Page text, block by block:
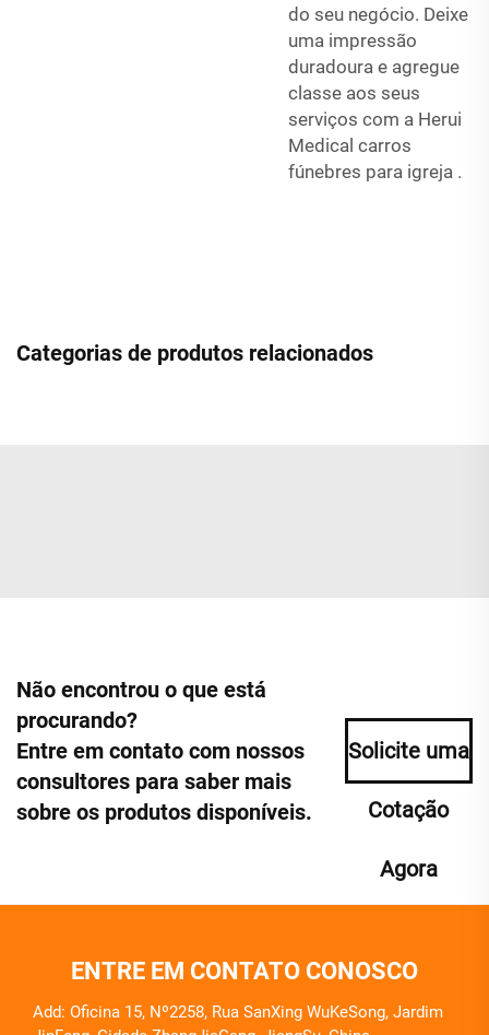
do seu negócio. Deixe
uma impressão
duradoura e agregue
classe aos seus
serviços com a Herui
Medical carros
fúnebres para igreja .
Categorias de produtos relacionados
Não encontrou o que está
procurando?
Entre em contato com nossos
consultores para saber mais
sobre os produtos disponíveis.
Solicite uma
Cotação
Agora
ENTRE EM CONTATO CONOSCO
Add: Oficina 15, Nº2258, Rua SanXing WuKeSong, Jardim